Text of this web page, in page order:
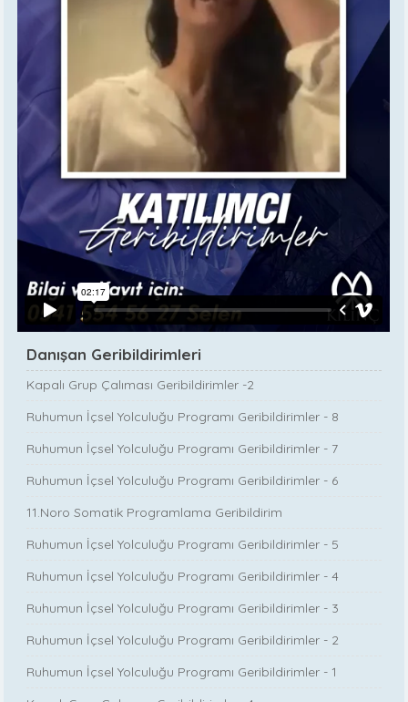
Danışan Geribildirimleri
Kapalı Grup Çalıması Geribildirimler -2
Ruhumun İçsel Yolculuğu Programı Geribildirimler - 8
Ruhumun İçsel Yolculuğu Programı Geribildirimler - 7
Ruhumun İçsel Yolculuğu Programı Geribildirimler - 6
11.Noro Somatik Programlama Geribildirim
Ruhumun İçsel Yolculuğu Programı Geribildirimler - 5
Ruhumun İçsel Yolculuğu Programı Geribildirimler - 4
Ruhumun İçsel Yolculuğu Programı Geribildirimler - 3
Ruhumun İçsel Yolculuğu Programı Geribildirimler - 2
Ruhumun İçsel Yolculuğu Programı Geribildirimler - 1